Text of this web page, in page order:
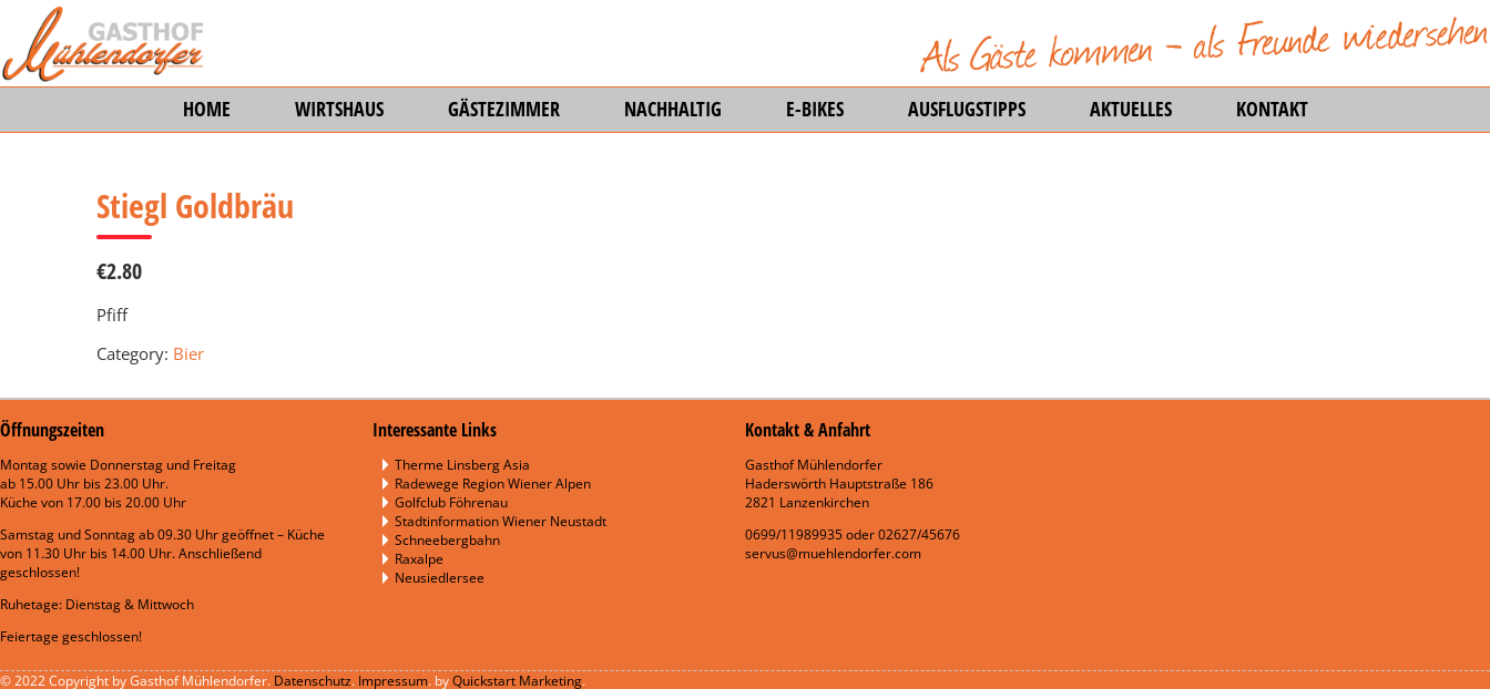
HOME WIRTSHAUS GÄSTEZIMMER NACHHALTIG E-BIKES AUSFLUGSTIPPS AKTUELLES KONTAKT
Stiegl Goldbräu
€2.80
Pfiff
Category: Bier
Öffnungszeiten
Montag sowie Donnerstag und Freitag
ab 15.00 Uhr bis 23.00 Uhr.
Küche von 17.00 bis 20.00 Uhr
Samstag und Sonntag ab 09.30 Uhr geöffnet – Küche
von 11.30 Uhr bis 14.00 Uhr. Anschließend
geschlossen!
Ruhetage: Dienstag & Mittwoch
Feiertage geschlossen!
Interessante Links
Therme Linsberg Asia
Radewege Region Wiener Alpen
Golfclub Föhrenau
Stadtinformation Wiener Neustadt
Schneebergbahn
Raxalpe
Neusiedlersee
Kontakt & Anfahrt
Gasthof Mühlendorfer
Haderswörth Hauptstraße 186
2821 Lanzenkirchen
0699/11989935oder02627/45676
servus@muehlendorfer.com
© 2022 Copyright by Gasthof Mühlendorfer. Datenschutz. Impressum. byQuickstart Marketing.